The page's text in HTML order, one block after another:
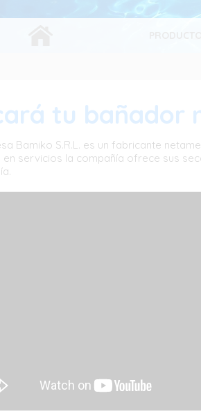
tu bañador
Bamiko S.R.L. es un fabricante
en servicios la compañía ofrece sus